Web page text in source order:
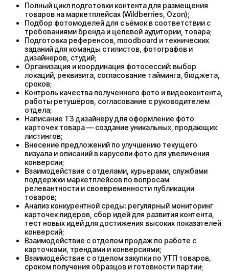
Полный цикл подготовки контента для размещения
товаров на маркетплейсах (Wildberries, Ozon);
Подбор фотомоделей для съёмок в соответствии с
требованиями бренда и целевой аудитории, товара;
Подготовка референсов, moodboard и технических
заданий для команды стилистов, фотографов и
дизайнеров, студий;
Организация и координация фотосессий: выбор
локаций, реквизита, согласование тайминга, бюджета,
сроков;
Контроль качества полученного фото и видеоконтента,
работы ретушёров, согласование с руководителем
отдела;
Написание ТЗ дизайнеру для оформление фото
карточек товара — создание уникальных, продающих
листингов;
Внесение предложений по улучшению текущего
визуала и описаний в карусели фото для увеличения
конверсии;
Взаимодействие с отделами, курьерами, службами
поддержки маркетплейсов по вопросам
релевантности и своевременности публикации
товаров;
Анализ конкурентной среды: регулярный мониторинг
карточек лидеров, сбор идей для развития контента,
тест новых идей для достижения высоких показателей
конверсий;
Взаимодействие с отделом продаж по работе с
карточками, трендами и конверсиями;
Взаимодействие с отделом закупки по УТП товаров,
сроком получения образцов и готовности партии;